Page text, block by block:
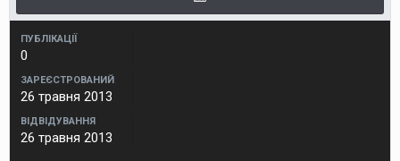
ПУБЛІКАЦІЇ
0
ЗАРЕЄСТРОВАНИЙ
26 травня 2013
ВІДВІДУВАННЯ
26 травня 2013